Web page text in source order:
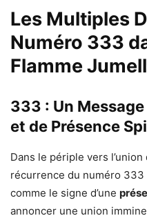
Les Multiples
Numéro 333
Flamme
333 : Un
et de Présence
Dans le périple vers
récurrence du numéro
comme le signe d’une
annoncer une union